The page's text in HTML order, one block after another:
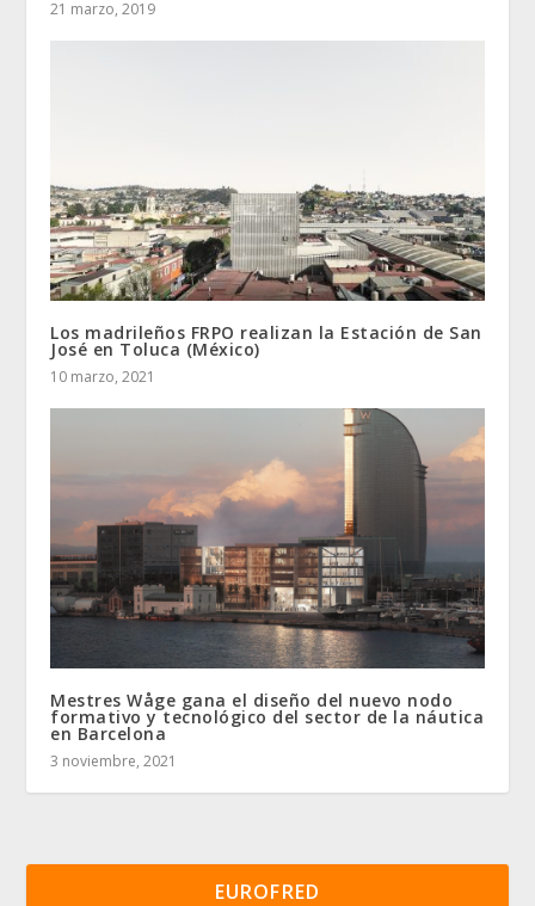
21 marzo, 2019
Los madrileños FRPO realizan la Estación de San
José en Toluca (México)
10 marzo, 2021
Mestres Wåge gana el diseño del nuevo nodo
formativo y tecnológico del sector de la náutica
en Barcelona
3 noviembre, 2021
EUROFRED